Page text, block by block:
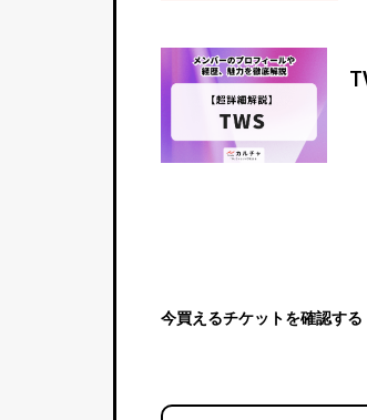
今買えるチケットを確認する